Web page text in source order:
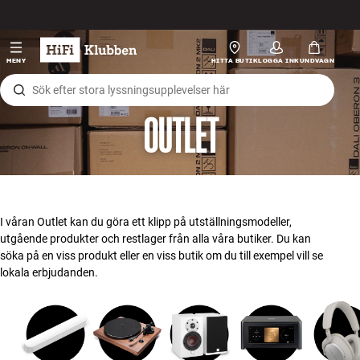
MENY HITTA BUTIKLOGGA INKUNDVAGN
HiFi
Högtalare
Skivspelare
Hörlurar
Surround
TV
Kablar
OUTLET
I våran Outlet kan du göra ett klipp på utställningsmodeller,
utgående produkter och restlager från alla våra butiker. Du kan
söka på en viss produkt eller en viss butik om du till exempel vill se
lokala erbjudanden.